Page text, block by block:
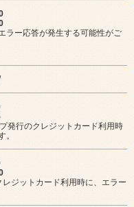
ラー応答が発生する可能性がご
発行のクレジットカード利用時
。
ジットカード利用時に、エラー